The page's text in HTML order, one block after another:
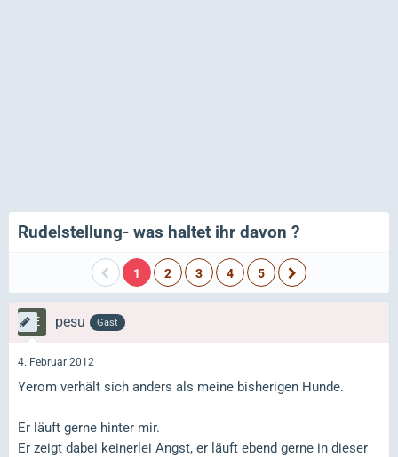
Rudelstellung- was haltet ihr davon ?
1 2 3 4 5
pesu Gast
4. Februar 2012
Yerom verhält sich anders als meine bisherigen Hunde.
Er läuft gerne hinter mir.
Er zeigt dabei keinerlei Angst, er läuft ebend gerne in dieser